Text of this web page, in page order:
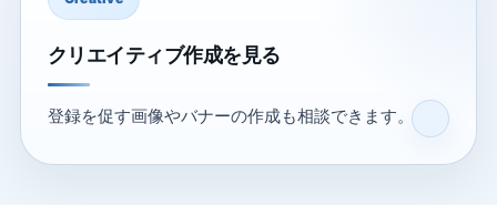
クリエイティブ作成を見る
登録を促す画像やバナーの作成も相談できます。